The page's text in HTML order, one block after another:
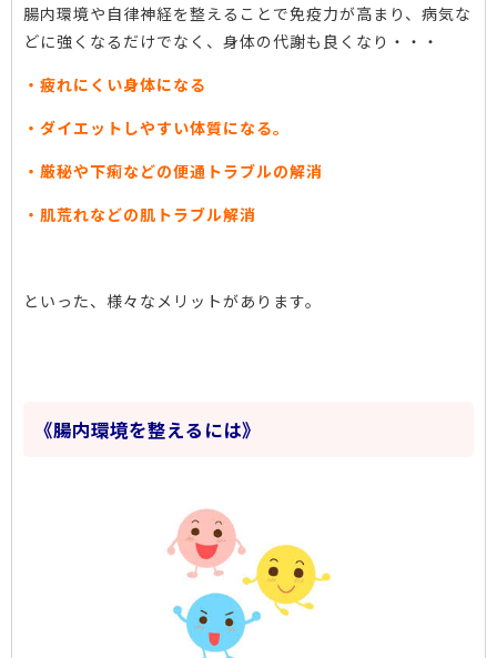
腸内環境や自律神経を整えることで免疫力が高まり、病気な
どに強くなるだけでなく、身体の代謝も良くなり・・・
・疲れにくい身体になる
・ダイエットしやすい体質になる。
・厳秘や下痢などの便通トラブルの解消
・肌荒れなどの肌トラブル解消
といった、様々なメリットがあります。
《腸内環境を整えるには》